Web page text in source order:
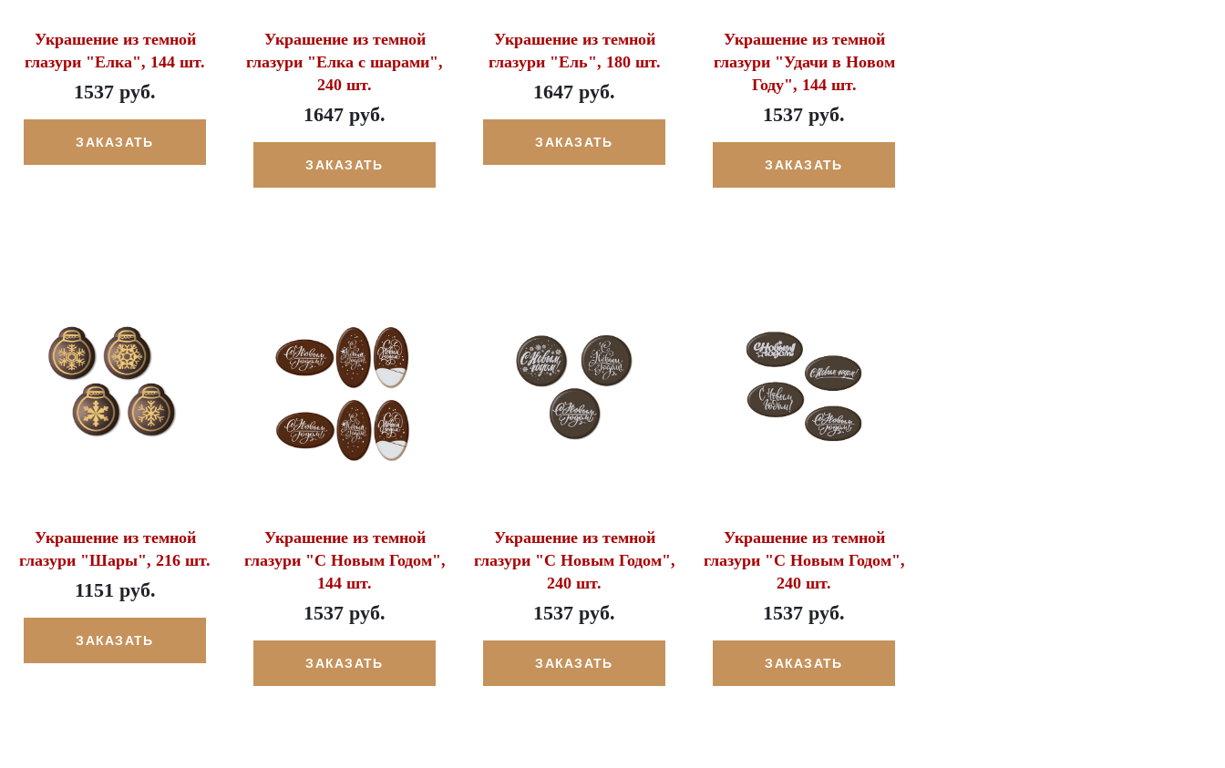
Украшение из темной
глазури "Елка", 144 шт.
1537 руб.
ЗАКАЗАТЬ
Украшение из темной
глазури "Елка с шарами",
240 шт.
1647 руб.
ЗАКАЗАТЬ
Украшение из темной
глазури "Ель", 180 шт.
1647 руб.
ЗАКАЗАТЬ
Украшение из темной
глазури "Удачи в Новом
Году", 144 шт.
1537 руб.
ЗАКАЗАТЬ
Украшение из темной
глазури "Шары", 216 шт.
1151 руб.
ЗАКАЗАТЬ
Украшение из темной
глазури "С Новым Годом",
144 шт.
1537 руб.
ЗАКАЗАТЬ
Украшение из темной
глазури "С Новым Годом",
240 шт.
1537 руб.
ЗАКАЗАТЬ
Украшение из темной
глазури "С Новым Годом",
240 шт.
1537 руб.
ЗАКАЗАТЬ